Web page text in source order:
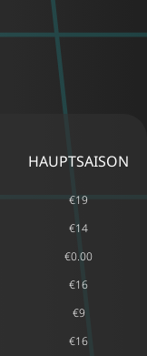
HAUPTSAISON
€‎19
€‎14
€‎0.00
€‎16
€‎9
€‎16